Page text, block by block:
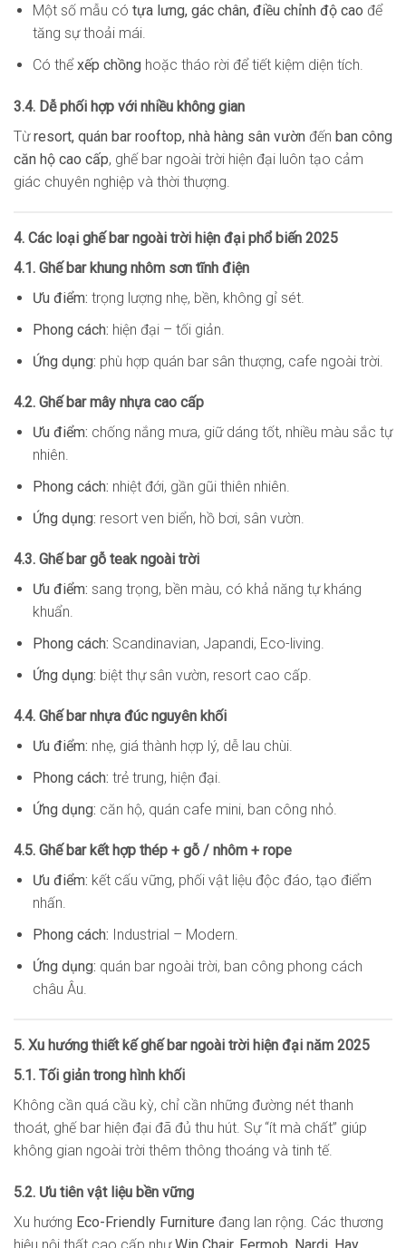
Một số mẫu có tựa lưng, gác chân, điều chỉnh độ cao để
tăng sự thoải mái.
Có thểxếp chồng hoặc tháo rời để tiết kiệm diện tích.
3.4. Dễ phối hợp với nhiều không gian
Từresort, quán bar rooftop, nhà hàng sân vườn đến ban công
căn hộ cao cấp, ghế bar ngoài trời hiện đại luôn tạo cảm
giác chuyên nghiệp và thời thượng.
4. Các loại ghế bar ngoài trời hiện đại phổ biến 2025
4.1. Ghế bar khung nhôm sơn tĩnh điện
Ưu điểm: trọng lượng nhẹ, bền, không gỉ sét.
Phong cách: hiện đại – tối giản.
Ứng dụng: phù hợp quán bar sân thượng, cafe ngoài trời.
4.2. Ghế bar mây nhựa cao cấp
Ưu điểm: chống nắng mưa, giữ dáng tốt, nhiều màu sắc tự
nhiên.
Phong cách: nhiệt đới, gần gũi thiên nhiên.
Ứng dụng: resort ven biển, hồ bơi, sân vườn.
4.3. Ghế bar gỗ teak ngoài trời
Ưu điểm: sang trọng, bền màu, có khả năng tự kháng
khuẩn.
Phong cách: Scandinavian, Japandi, Eco-living.
Ứng dụng: biệt thự sân vườn, resort cao cấp.
4.4. Ghế bar nhựa đúc nguyên khối
Ưu điểm: nhẹ, giá thành hợp lý, dễ lau chùi.
Phong cách: trẻ trung, hiện đại.
Ứng dụng: căn hộ, quán cafe mini, ban công nhỏ.
4.5. Ghế bar kết hợp thép + gỗ / nhôm + rope
Ưu điểm: kết cấu vững, phối vật liệu độc đáo, tạo điểm
nhấn.
Phong cách: Industrial – Modern.
Ứng dụng: quán bar ngoài trời, ban công phong cách
châu Âu.
5. Xu hướng thiết kế ghế bar ngoài trời hiện đại năm 2025
5.1. Tối giản trong hình khối
Không cần quá cầu kỳ, chỉ cần những đường nét thanh
thoát, ghế bar hiện đại đã đủ thu hút. Sự “ít mà chất” giúp
không gian ngoài trời thêm thông thoáng và tinh tế.
5.2. Ưu tiên vật liệu bền vững
Xu hướng Eco-Friendly Furniture đang lan rộng. Các thương